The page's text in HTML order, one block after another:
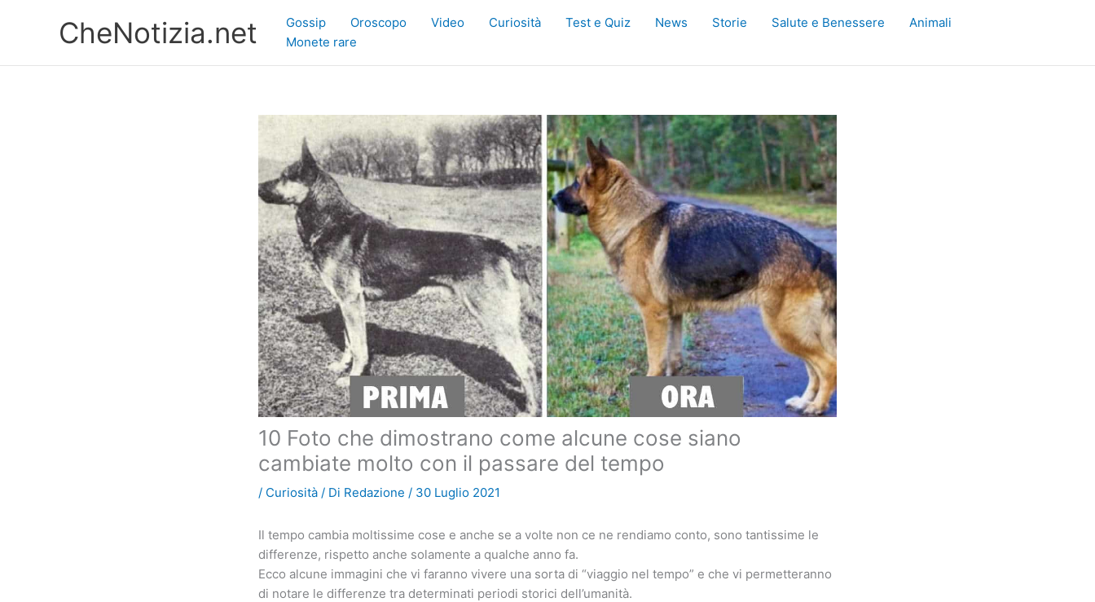
CheNotizia.net Gossip Oroscopo Video Curiosità Test e Quiz News Storie Salute e Benessere
Animali
Monete rare
10 Foto che dimostrano come alcune cose siano
cambiate molto con il passare del tempo
/ Curiosità / Di Redazione / 30 Luglio 2021
Il tempo cambia moltissime cose e anche se a volte non ce ne rendiamo conto, sono tantissime le
differenze, rispetto anche solamente a qualche anno fa.
Ecco alcune immagini che vi faranno vivere una sorta di “viaggio nel tempo” e che vi permetteranno
di notare le differenze tra determinati periodi storici dell’umanità.